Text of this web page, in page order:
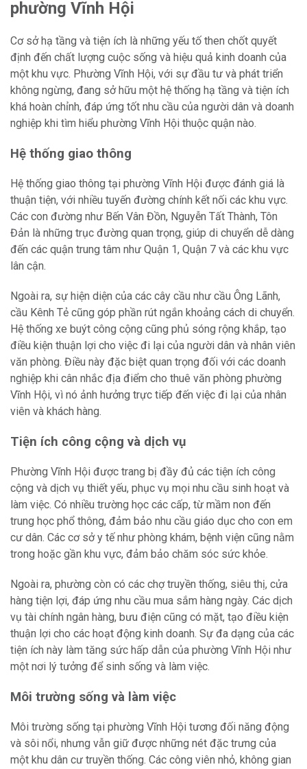
phường Vĩnh Hội
Cơ sở hạ tầng và tiện ích là những yếu tố then chốt quyết
định đến chất lượng cuộc sống và hiệu quả kinh doanh của
một khu vực. Phường Vĩnh Hội, với sự đầu tư và phát triển
không ngừng, đang sở hữu một hệ thống hạ tầng và tiện ích
khá hoàn chỉnh, đáp ứng tốt nhu cầu của người dân và doanh
nghiệp khi tìm hiểu phường Vĩnh Hội thuộc quận nào.
Hệ thống giao thông
Hệ thống giao thông tại phường Vĩnh Hội được đánh giá là
thuận tiện, với nhiều tuyến đường chính kết nối các khu vực.
Các con đường như Bến Vân Đồn, Nguyễn Tất Thành, Tôn
Đản là những trục đường quan trọng, giúp di chuyển dễ dàng
đến các quận trung tâm như Quận 1, Quận 7 và các khu vực
lân cận.
Ngoài ra, sự hiện diện của các cây cầu như cầu Ông Lãnh,
cầu Kênh Tẻ cũng góp phần rút ngắn khoảng cách di chuyển.
Hệ thống xe buýt công cộng cũng phủ sóng rộng khắp, tạo
điều kiện thuận lợi cho việc đi lại của người dân và nhân viên
văn phòng. Điều này đặc biệt quan trọng đối với các doanh
nghiệp khi cân nhắc địa điểm cho thuê văn phòng phường
Vĩnh Hội, vì nó ảnh hưởng trực tiếp đến việc đi lại của nhân
viên và khách hàng.
Tiện ích công cộng và dịch vụ
Phường Vĩnh Hội được trang bị đầy đủ các tiện ích công
cộng và dịch vụ thiết yếu, phục vụ mọi nhu cầu sinh hoạt và
làm việc. Có nhiều trường học các cấp, từ mầm non đến
trung học phổ thông, đảm bảo nhu cầu giáo dục cho con em
cư dân. Các cơ sở y tế như phòng khám, bệnh viện cũng nằm
trong hoặc gần khu vực, đảm bảo chăm sóc sức khỏe.
Ngoài ra, phường còn có các chợ truyền thống, siêu thị, cửa
hàng tiện lợi, đáp ứng nhu cầu mua sắm hàng ngày. Các dịch
vụ tài chính ngân hàng, bưu điện cũng có mặt, tạo điều kiện
thuận lợi cho các hoạt động kinh doanh. Sự đa dạng của các
tiện ích này làm tăng sức hấp dẫn của phường Vĩnh Hội như
một nơi lý tưởng để sinh sống và làm việc.
Môi trường sống và làm việc
Môi trường sống tại phường Vĩnh Hội tương đối năng động
và sôi nổi, nhưng vẫn giữ được những nét đặc trưng của
một khu dân cư truyền thống. Các công viên nhỏ, không gian